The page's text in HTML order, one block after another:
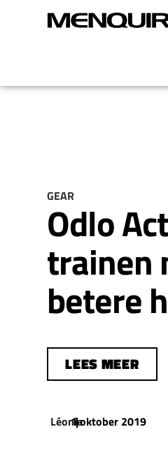
GEAR
Odlo
trainen
betere
LEES MEER
Léonie
|
1 oktober 2019